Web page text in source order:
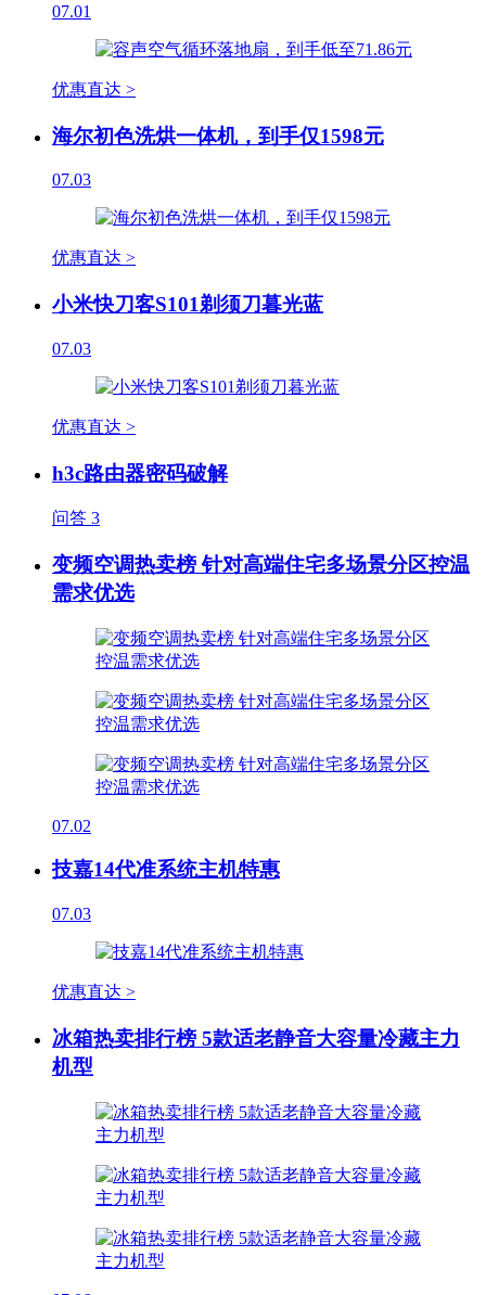
07.01
优惠直达 >
海尔初色洗烘一体机，到手仅1598元
07.03
优惠直达 >
小米快刀客S101剃须刀暮光蓝
07.03
优惠直达 >
h3c路由器密码破解
问答 3
变频空调热卖榜 针对高端住宅多场景分区控温
需求优选
07.02
技嘉14代准系统主机特惠
07.03
优惠直达 >
冰箱热卖排行榜 5款适老静音大容量冷藏主力
机型